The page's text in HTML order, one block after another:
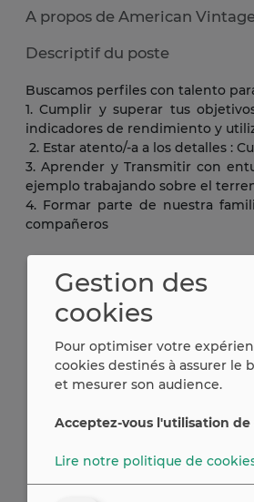
A propos de American
Descriptif du poste
Buscamos perfiles con talento
1. Cumplir y superar tus
indicadores de rendimiento y
2. Estar atento/-a a los detalles :
3. Aprender y Transmitir con
ejemplo trabajando sobre el
4. Formar parte de nuestra
compañeros
Gestion des
cookies
Pour optimiser votre
cookies destinés à assurer
et mesurer son audience.
Acceptez-vous l'utilisation de
Lire notre politique de